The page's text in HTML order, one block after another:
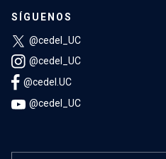
SÍGUENOS
@cedel_UC
@cedel_UC
@cedel.UC
@cedel_UC